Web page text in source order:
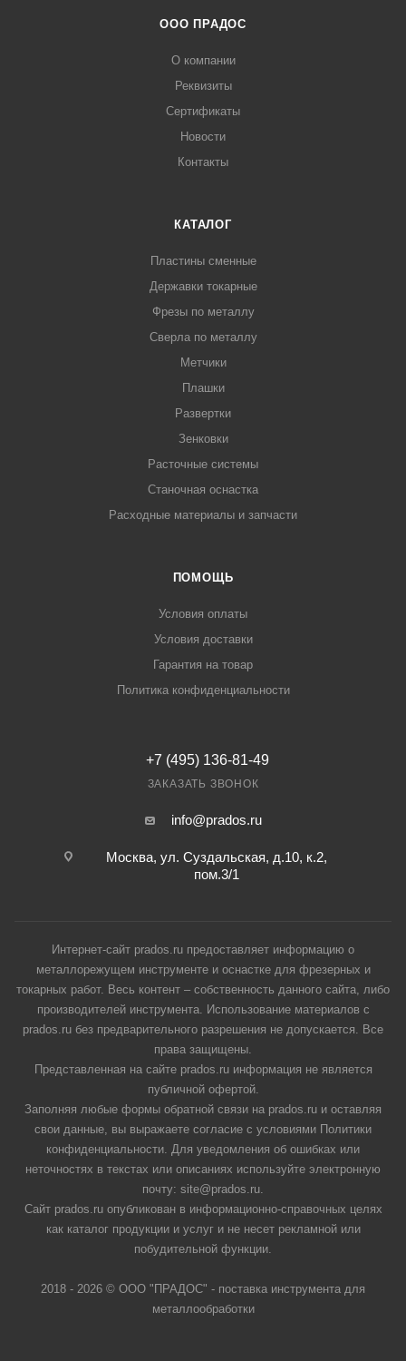
ООО ПРАДОС
О компании
Реквизиты
Сертификаты
Новости
Контакты
КАТАЛОГ
Пластины сменные
Державки токарные
Фрезы по металлу
Сверла по металлу
Метчики
Плашки
Развертки
Зенковки
Расточные системы
Станочная оснастка
Расходные материалы и запчасти
ПОМОЩЬ
Условия оплаты
Условия доставки
Гарантия на товар
Политика конфиденциальности
+7 (495) 136-81-49
ЗАКАЗАТЬ ЗВОНОК
info@prados.ru
Москва, ул. Суздальская, д.10, к.2,
пом.3/1
Интернет-сайт prados.ru предоставляет информацию о
металлорежущем инструменте и оснастке для фрезерных и
токарных работ. Весь контент – собственность данного сайта, либо
производителей инструмента. Использование материалов с
prados.ru без предварительного разрешения не допускается. Все
права защищены.
Представленная на сайте prados.ru информация не является
публичной офертой.
Заполняя любые формы обратной связи на prados.ru и оставляя
свои данные, вы выражаете согласие с условиями Политики
конфиденциальности. Для уведомления об ошибках или
неточностях в текстах или описаниях используйте электронную
почту: site@prados.ru.
Сайт prados.ru опубликован в информационно-справочных целях
как каталог продукции и услуг и не несет рекламной или
побудительной функции.
2018 - 2026 © ООО "ПРАДОС" - поставка инструмента для
металлообработки